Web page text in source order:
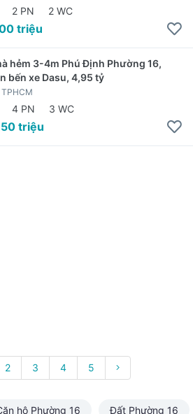
2 PN 2 WC
triệu
hẻm 3-4m Phú Định Phường 16,
bến xe Dasu, 4,95 tỷ
4 PN 3 WC
triệu
2 3 4 5
hộ Phường 16 Đất Phường 16